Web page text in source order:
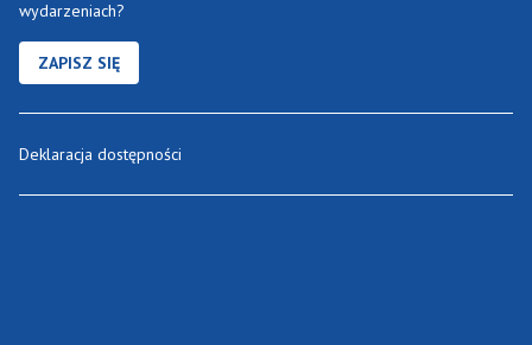
wydarzeniach?
ZAPISZ SIĘ
Deklaracja dostępności